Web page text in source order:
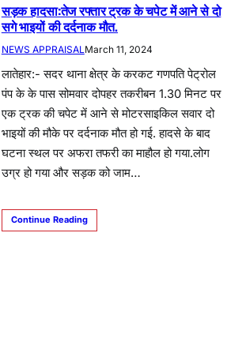
सड़क हादसा:तेज रफ्तार ट्रक के चपेट में आने से दो
सगे भाइयों की दर्दनाक मौत.
NEWS APPRAISALMarch 11, 2024
लातेहार:- सदर थाना क्षेत्र के करकट गणपति पेट्रोल
पंप के के पास सोमवार दोपहर तकरीबन 1.30 मिनट पर
एक ट्रक की चपेट में आने से मोटरसाइकिल सवार दो
भाइयों की मौके पर दर्दनाक मौत हो गई. हादसे के बाद
घटना स्थल पर अफरा तफरी का माहौल हो गया.लोग
उग्र हो गया और सड़क को जाम…
Continue Reading